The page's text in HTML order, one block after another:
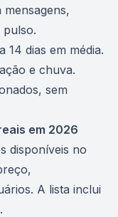
mensagens,
pulso.
14 dias em média.
e chuva.
sem
em 2026
disponíveis no
A lista inclui